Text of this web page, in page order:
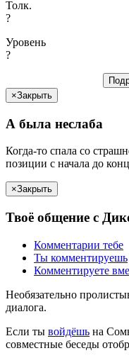
Толк.
?
Уровень
?
×Закрыть
А была неслаба
Когда-то спала со
позиции c начала до
×Закрыть
Твоё общение с
Комментарии тебе
Ты комментируешь
Комментируете
Необязательно
диалога.
Если ты войдёшь на
совместные беседы